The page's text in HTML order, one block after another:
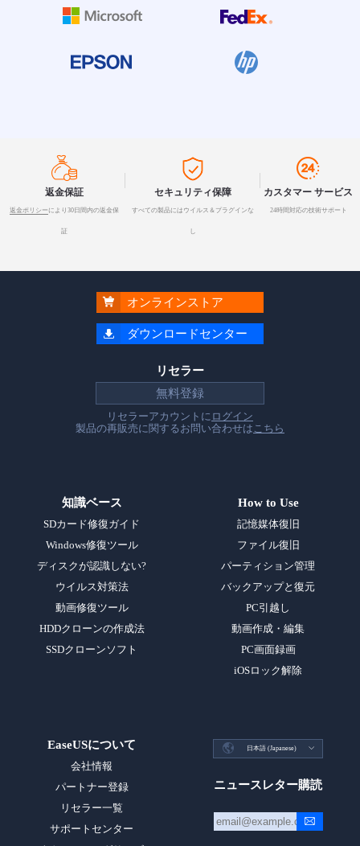

返金保証
返金ポリシー により30日間内の返金保
証

セキュリティ保障
すべての製品にはウイルス＆プラグインな
し

カスタマー サービス
24時間対応の技術サポート
 オンラインストア
 ダウンロードセンター
リセラー
無料登録
リセラーアカウントに ログイン
製品の再販売に関するお問い合わせは こちら
知識ベース
SDカード修復ガイド
Windows修復ツール
ディスクが認識しない?
ウイルス対策法
動画修復ツール
HDDクローンの作成法
SSDクローンソフト
How to Use
記憶媒体復旧
ファイル復旧
パーティション管理
バックアップと復元
PC引越し
動画作成・編集
PC画面録画
iOSロック解除
EaseUSについて
会社情報
パートナー登録
リセラー一覧
サポートセンター
 日本語 (Japanese) 
ニュースレター購読